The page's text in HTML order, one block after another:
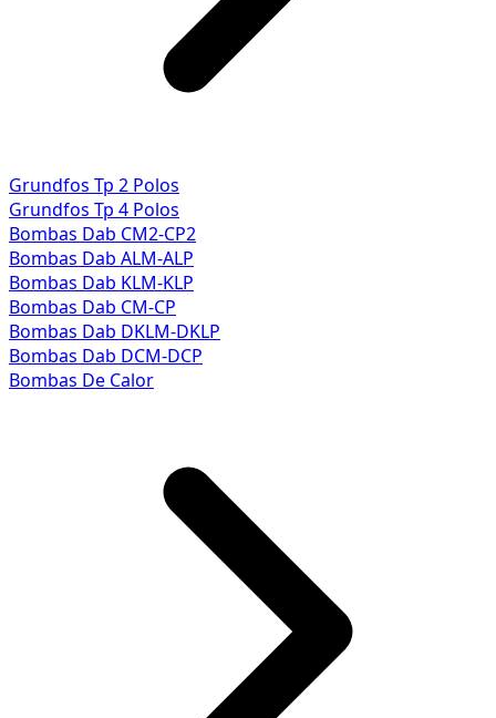
Grundfos Tp 2 Polos
Grundfos Tp 4 Polos
Bombas Dab CM2-CP2
Bombas Dab ALM-ALP
Bombas Dab KLM-KLP
Bombas Dab CM-CP
Bombas Dab DKLM-DKLP
Bombas Dab DCM-DCP
Bombas De Calor